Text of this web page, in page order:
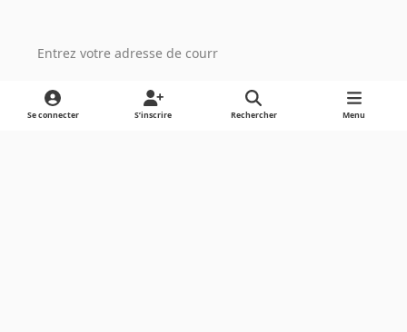
Ajouter un commentaire…
Se connecter S’inscrire Rechercher Menu